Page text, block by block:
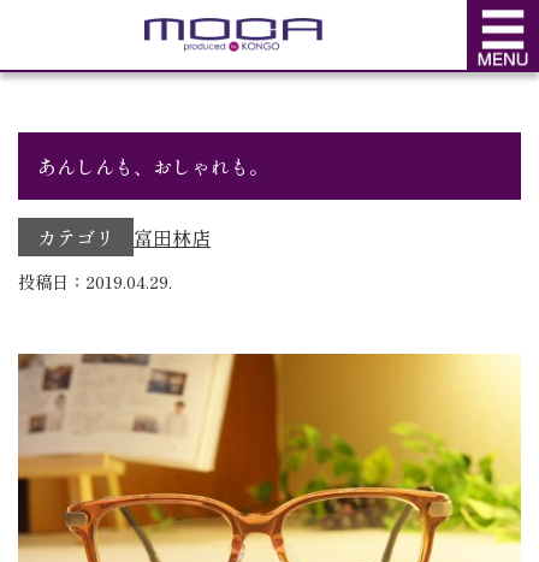
BLOG
あんしんも、おしゃれも。
カテゴリ 富田林店
投稿日：2019.04.29.